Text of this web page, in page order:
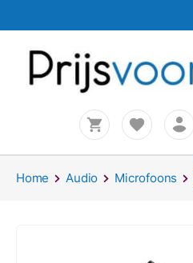
Home Audio Microfoons